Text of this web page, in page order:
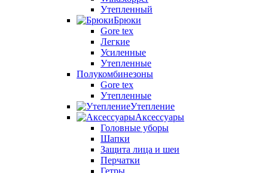
Утепленный
Брюки
Gore tex
Легкие
Усиленные
Утепленные
Полукомбинезоны
Gore tex
Утепленные
Утепление
Аксессуары
Головные уборы
Шапки
Защита лица и шеи
Перчатки
Гетры